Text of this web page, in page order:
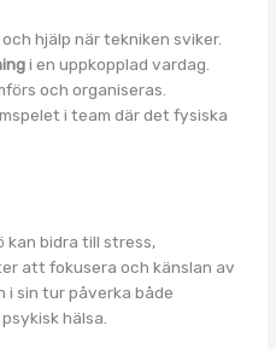
hjälp när tekniken sviker.
i en uppkopplad vardag.
och organiseras.
i team där det fysiska
kan bidra till stress,
att fokusera och känslan av
i sin tur påverka både
hälsa.